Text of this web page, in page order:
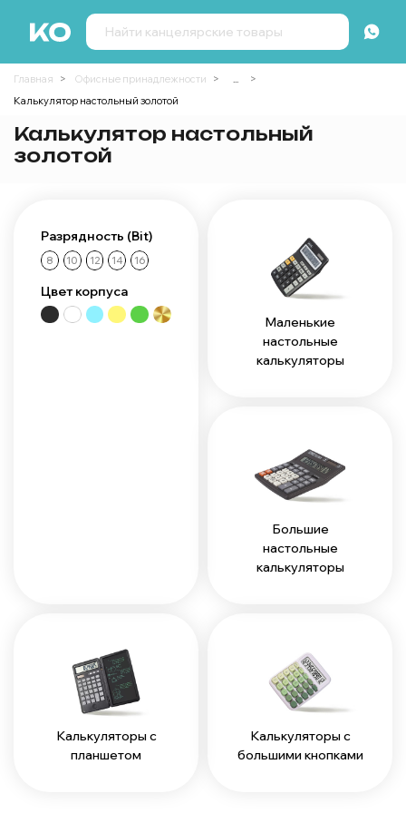
Главная Офисные принадлежности
...
Калькулятор настольный золотой
Калькулятор настольный
золотой
Разрядность (Bit)
8 10 12 14 16
Цвет корпуса
Маленькие
настольные
калькуляторы
Большие
настольные
калькуляторы
Калькуляторы с
планшетом
Калькуляторы с
большими кнопками